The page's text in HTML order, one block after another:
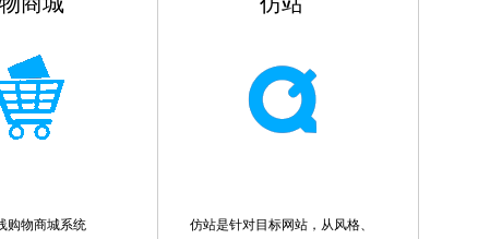
购物商城系统
仿站是针对目标网站，从风格、